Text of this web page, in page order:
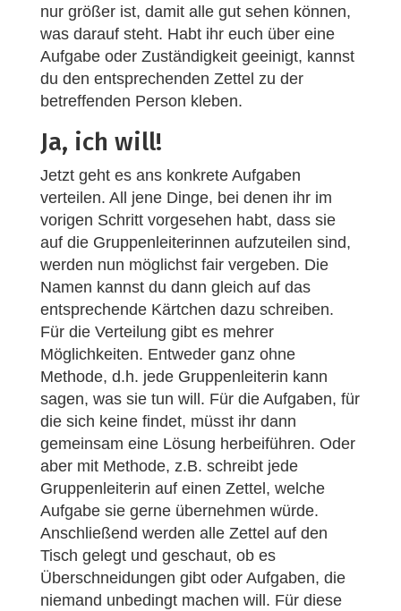
nur größer ist, damit alle gut sehen können,
was darauf steht. Habt ihr euch über eine
Aufgabe oder Zuständigkeit geeinigt, kannst
du den entsprechenden Zettel zu der
betreffenden Person kleben.
Ja, ich will!
Jetzt geht es ans konkrete Aufgaben
verteilen. All jene Dinge, bei denen ihr im
vorigen Schritt vorgesehen habt, dass sie
auf die Gruppenleiterinnen aufzuteilen sind,
werden nun möglichst fair vergeben. Die
Namen kannst du dann gleich auf das
entsprechende Kärtchen dazu schreiben.
Für die Verteilung gibt es mehrer
Möglichkeiten. Entweder ganz ohne
Methode, d.h. jede Gruppenleiterin kann
sagen, was sie tun will. Für die Aufgaben, für
die sich keine findet, müsst ihr dann
gemeinsam eine Lösung herbeiführen. Oder
aber mit Methode, z.B. schreibt jede
Gruppenleiterin auf einen Zettel, welche
Aufgabe sie gerne übernehmen würde.
Anschließend werden alle Zettel auf den
Tisch gelegt und geschaut, ob es
Überschneidungen gibt oder Aufgaben, die
niemand unbedingt machen will. Für diese